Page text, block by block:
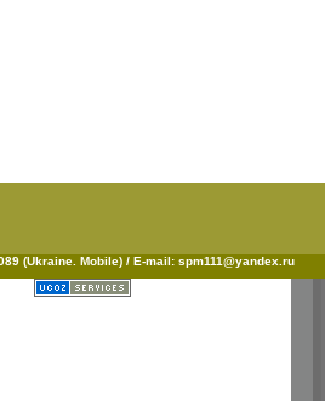
(Ukraine. Mobile) / E-mail: spm111@yandex.ru